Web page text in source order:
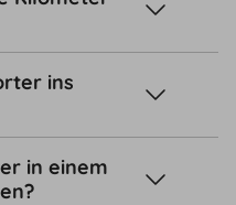
ins
in einem